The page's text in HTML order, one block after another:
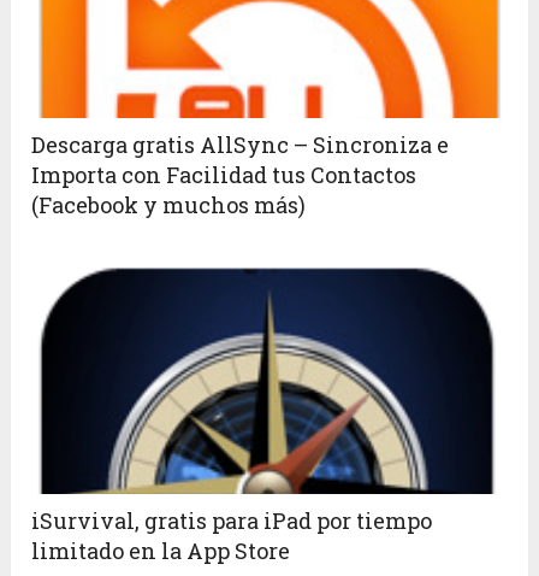
Descarga gratis AllSync – Sincroniza e
Importa con Facilidad tus Contactos
(Facebook y muchos más)
iSurvival, gratis para iPad por tiempo
limitado en la App Store